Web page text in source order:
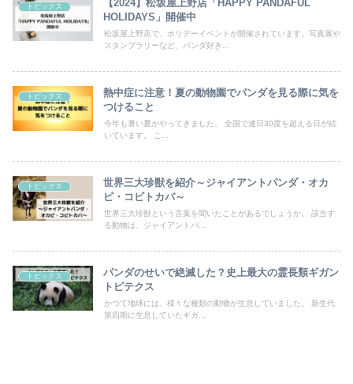
トピックス
【2024】松坂屋上野店「HAPPY PANDAFUL
HOLIDAYS」開催中
松坂屋上野店で、ホリデーイベントが開催されています。写真展や
スタンプラリーなど、パンダ好き...
トピックス
熱中症に注意！夏の動物園でパンダを見る際に気を
つけること
今年も暑い夏がやってきました。 全国で連日30度を超える日が続
いています。 こ...
トピックス
世界三大珍獣を紹介～ジャイアントパンダ・オカ
ピ・コビトカバ～
世界三大珍獣という言葉を聞いたことがあるでしょうか。 該当す
る動物は、ジャイアントパ...
トピックス
パンダのせいで絶滅した？史上最大の霊長類ギガン
トピテクス
かつて地球には、様々な種類の動物が生息していました。 新生代
第四期に生息していたギガ...